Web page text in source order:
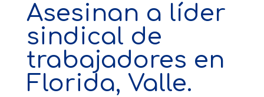
Asesinan a líder
sindical de
trabajadores en
Florida, Valle.